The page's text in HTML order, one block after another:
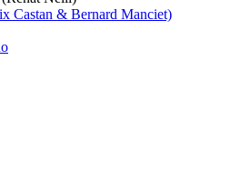
Castan & Bernard Manciet)